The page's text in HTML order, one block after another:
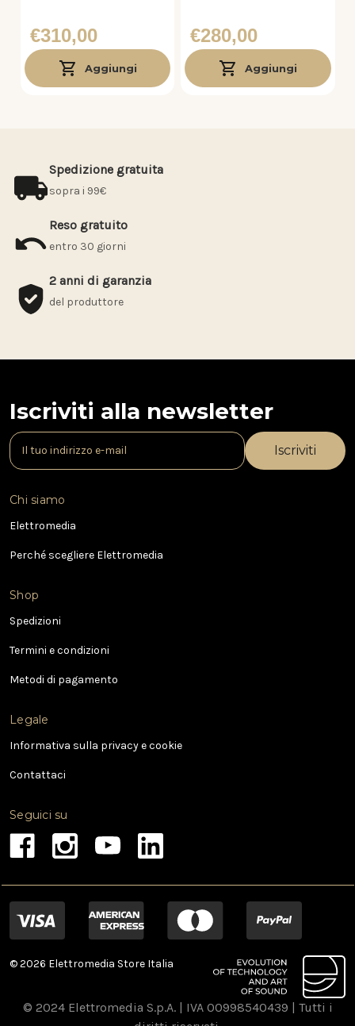
€310,00
Aggiungi
€280,00
Aggiungi
Spedizione gratuita
sopra i 99€
Reso gratuito
entro 30 giorni
2 anni di garanzia
del produttore
Iscriviti alla newsletter
I
n
r
i
z
e
m
i
l
Chi siamo
Elettromedia
Perché scegliere Elettromedia
Shop
Spedizioni
Termini e condizioni
Metodi di pagamento
Legale
Informativa sulla privacy e cookie
Contattaci
Seguici su
© 2026 Elettromedia Store Italia
© 2024 Elettromedia S.p.A. | IVA 00998540439 | Tutti i